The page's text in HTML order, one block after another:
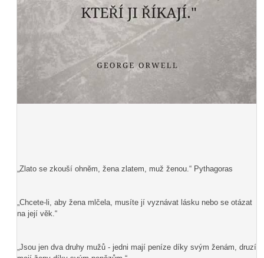
„Zlato se zkouší ohněm, žena zlatem, muž ženou.“ Pythagoras
„Chcete-li, aby žena mlčela, musíte jí vyznávat lásku nebo se otázat
na její věk.“
„Jsou jen dva druhy mužů - jedni mají peníze díky svým ženám, druzí